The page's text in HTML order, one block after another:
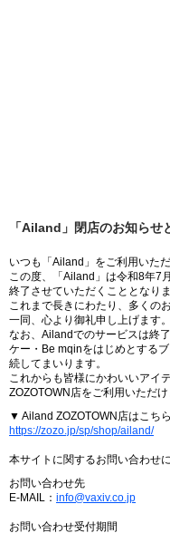
「Ailand」閉店のお知ら
いつも「Ailand」をご利用いた
この度、「Ailand」は令和8年7
終了させていただくこととなりま
これまで長きにわたり、多くの
一同、心より御礼申し上げます。
なお、Ailandでのサービスは終
ケー・Be mqinをはじめとする
続してまいります。
これからも皆様にかわいいアイ
ZOZOTOWN店をご利用いただけ
▼ Ailand ZOZOTOWN店はこちら
https://zozo.jp/sp/shop/ailand/
本サイトに関するお問い合わせ
お問い合わせ先
E-MAIL： info@vaxiv.co.jp
お問い合わせ受付期間